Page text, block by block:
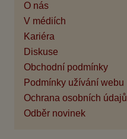
O nás
V médiích
Kariéra
Diskuse
Obchodní podmínky
Podmínky užívání webu
Ochrana osobních údajů
Odběr novinek